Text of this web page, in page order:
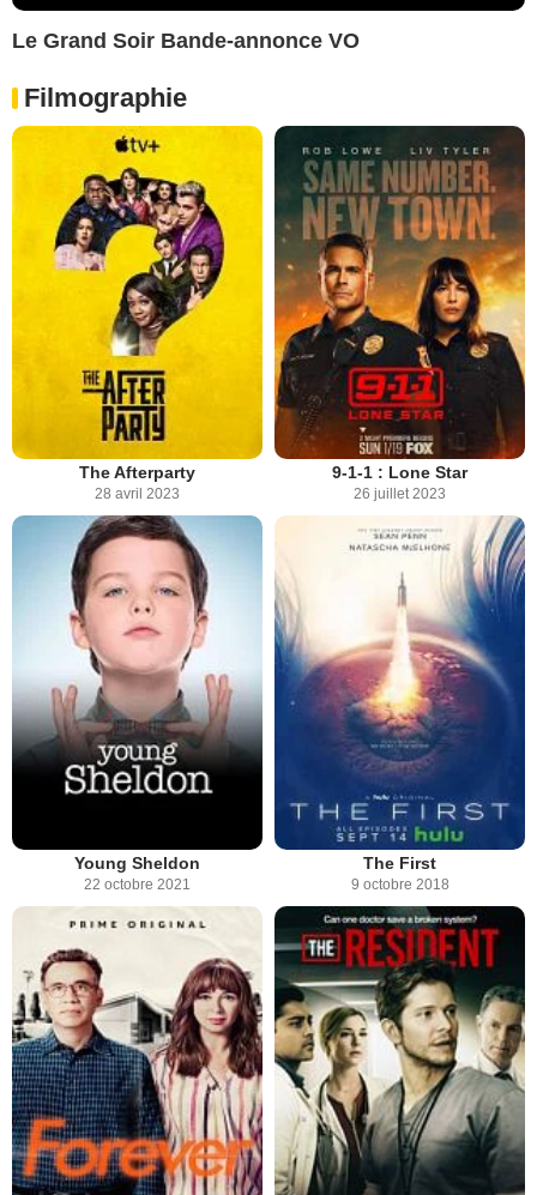
Le Grand Soir Bande-annonce VO
Filmographie
The Afterparty
28 avril 2023
9-1-1 : Lone Star
26 juillet 2023
Young Sheldon
22 octobre 2021
The First
9 octobre 2018